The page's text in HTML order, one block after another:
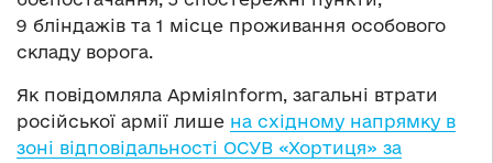
9 бліндажів та 1 місце проживання особового
складу ворога.
Як повідомляла АрміяInform, загальні втрати
російської армії лише на східному напрямку в
зоні відповідальності ОСУВ «Хортиця» за